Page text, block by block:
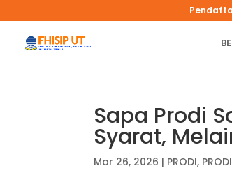
Sapa Prodi
Syarat,
Mar 26, 2026 | PRODI,